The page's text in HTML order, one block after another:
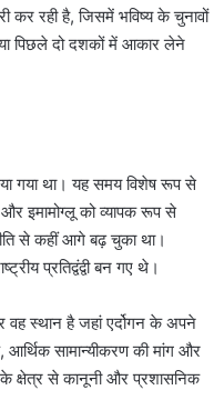
कर रही है, जिसमें भविष्य के चुनावों
पिछले दो दशकों में आकार लेने
गया था। यह समय विशेष रूप से
और इमामोग्लू को व्यापक रूप से
से कहीं आगे बढ़ चुका था।
प्रतिद्वंद्वी बन गए थे।
वह स्थान है जहां एर्दोगन के अपने
आर्थिक सामान्यीकरण की मांग और
के क्षेत्र से कानूनी और प्रशासनिक